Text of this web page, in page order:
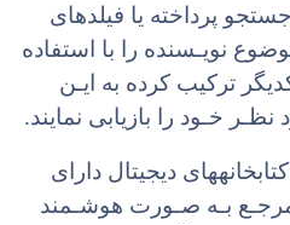
پرداخته یا فیلدهای
نویـسنده را با استفاده
ترکیب کرده به ایـن
خـود را بازیابی نمایند.
دیجیتال دارای
مرجـع بـه صـورت هوشـمند